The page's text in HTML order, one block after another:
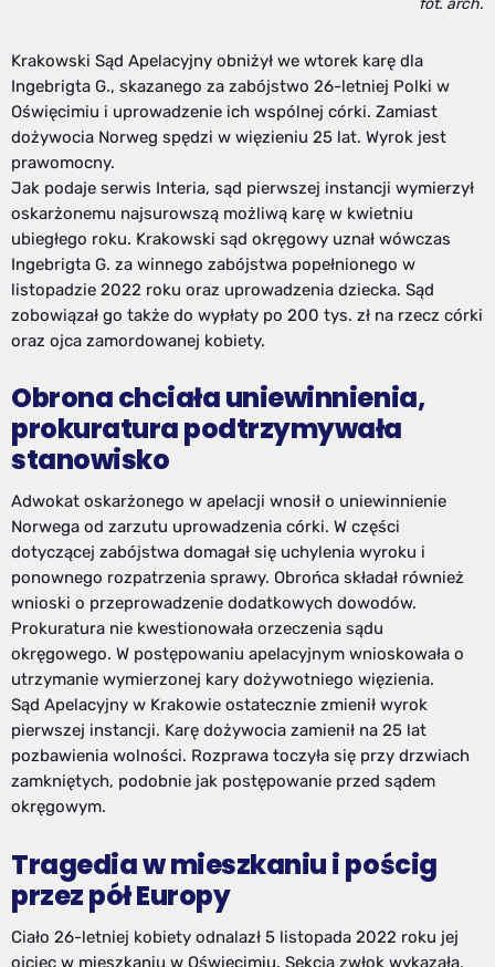
fot. arch.
Krakowski Sąd Apelacyjny obniżył we wtorek karę dla
Ingebrigta G., skazanego za zabójstwo 26-letniej Polki w
Oświęcimiu i uprowadzenie ich wspólnej córki. Zamiast
dożywocia Norweg spędzi w więzieniu 25 lat. Wyrok jest
prawomocny.
Jak podaje serwis Interia, sąd pierwszej instancji wymierzył
oskarżonemu najsurowszą możliwą karę w kwietniu
ubiegłego roku. Krakowski sąd okręgowy uznał wówczas
Ingebrigta G. za winnego zabójstwa popełnionego w
listopadzie 2022 roku oraz uprowadzenia dziecka. Sąd
zobowiązał go także do wypłaty po 200 tys. zł na rzecz córki
oraz ojca zamordowanej kobiety.
Obrona chciała uniewinnienia,
prokuratura podtrzymywała
stanowisko
Adwokat oskarżonego w apelacji wnosił o uniewinnienie
Norwega od zarzutu uprowadzenia córki. W części
dotyczącej zabójstwa domagał się uchylenia wyroku i
ponownego rozpatrzenia sprawy. Obrońca składał również
wnioski o przeprowadzenie dodatkowych dowodów.
Prokuratura nie kwestionowała orzeczenia sądu
okręgowego. W postępowaniu apelacyjnym wnioskowała o
utrzymanie wymierzonej kary dożywotniego więzienia.
Sąd Apelacyjny w Krakowie ostatecznie zmienił wyrok
pierwszej instancji. Karę dożywocia zamienił na 25 lat
pozbawienia wolności. Rozprawa toczyła się przy drzwiach
zamkniętych, podobnie jak postępowanie przed sądem
okręgowym.
Tragedia w mieszkaniu i pościg
przez pół Europy
Ciało 26-letniej kobiety odnalazł 5 listopada 2022 roku jej
ojciec w mieszkaniu w Oświęcimiu. Sekcja zwłok wykazała,